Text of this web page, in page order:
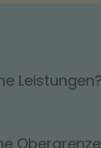
Leistungen?